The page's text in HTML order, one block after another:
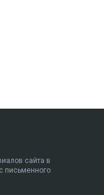
сайта в
письменного